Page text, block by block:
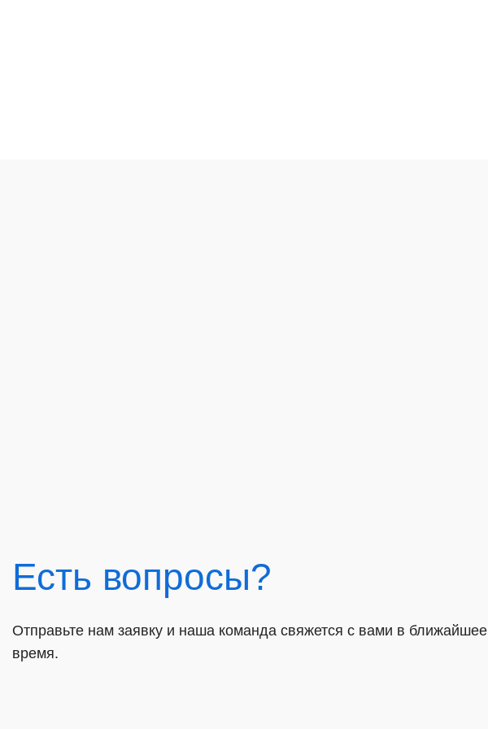
Есть вопросы?
Отправьте нам заявку и наша команда свяжется с вами в ближайшее
время.